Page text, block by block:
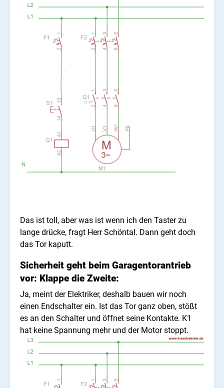
Das ist toll, aber was ist wenn ich den Taster zu
lange drücke, fragt Herr Schöntal. Dann geht doch
das Tor kaputt.
Sicherheit geht beim Garagentorantrieb
vor: Klappe die Zweite:
Ja, meint der Elektriker, deshalb bauen wir noch
einen Endschalter ein. Ist das Tor ganz oben, stößt
es an den Schalter und öffnet seine Kontakte. K1
hat keine Spannung mehr und der Motor stoppt.